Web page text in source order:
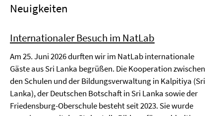
Neuigkeiten
Internationaler Besuch im NatLab
Am 25. Juni 2026 durften wir im NatLab internationale
Gäste aus Sri Lanka begrüßen. Die Kooperation zwischen
den Schulen und der Bildungsverwaltung in Kalpitiya (Sri
Lanka), der Deutschen Botschaft in Sri Lanka sowie der
Friedensburg-Oberschule besteht seit 2023. Sie wurde